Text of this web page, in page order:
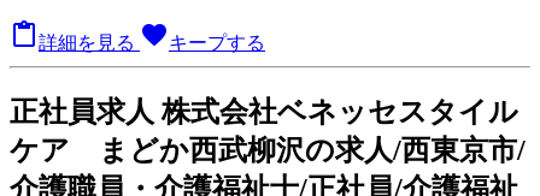
詳細を見る favoriteキープする
正社員求人 株式会社ベネッセスタイル
ケア まどか西武柳沢の求人/西東京市/
介護職員・介護福祉士/正社員/介護福祉